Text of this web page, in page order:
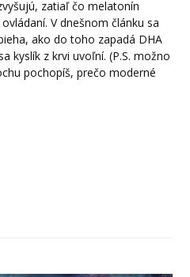
zatiaľ čo melatonín
V dnešnom článku sa
ako do toho zapadá DHA
kyslík z krvi uvoľní. (P.S. možno
pochopíš, prečo moderné